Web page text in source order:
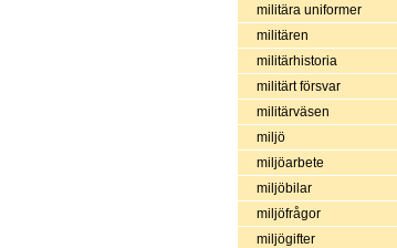
militära uniformer
militären
militärhistoria
militärt försvar
militärväsen
miljö
miljöarbete
miljöbilar
miljöfrågor
miljögifter